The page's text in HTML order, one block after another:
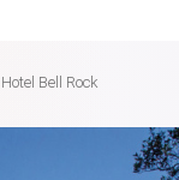
Hotel Bell Rock